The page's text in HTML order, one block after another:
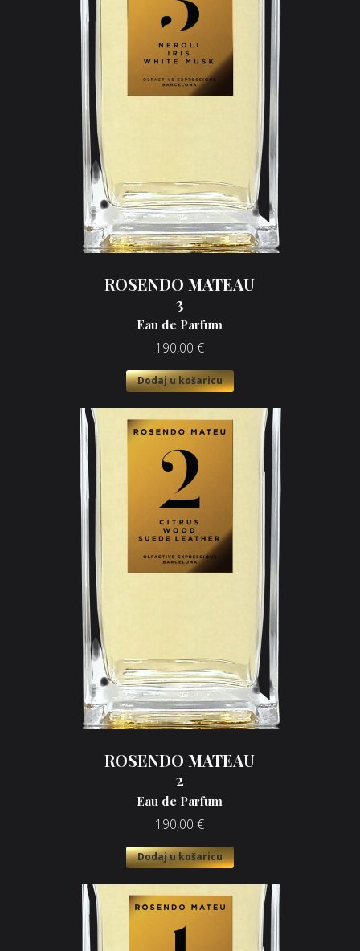
ROSENDO MATEAU
3
Eau de Parfum
190,00 €
Dodaj u košaricu
ROSENDO MATEAU
2
Eau de Parfum
190,00 €
Dodaj u košaricu